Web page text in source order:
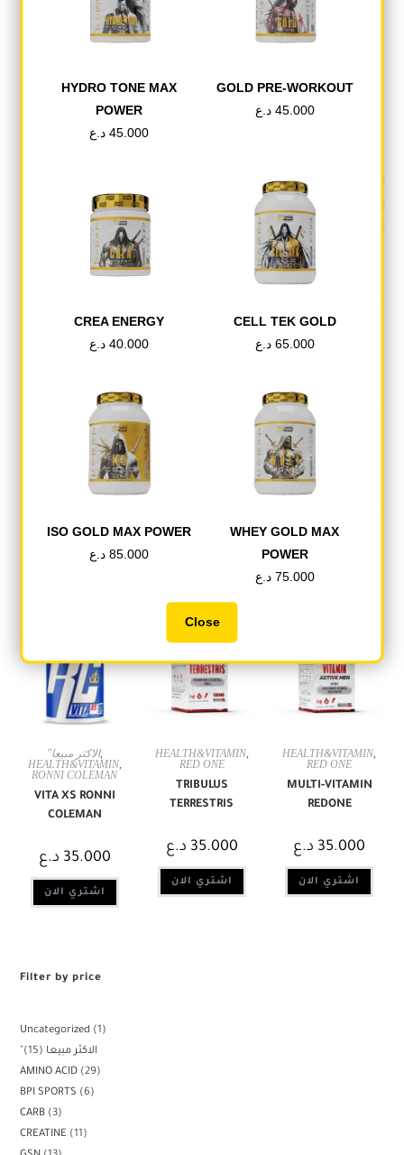
مكمِّل أنيمال باك ستحصل على مجموعة ممتازة من 60 مكون أساسي
بالكميات المناسبة والتي يتغذى عليها جسمك في كل مرة. كل حبة من الـ
إذا كان لديك تدريبات مكثّفة، قم بتناول علبتين (2 باك) يومياً.
اشرب كميات وافرة جداً من الماء.
Pin This Product Mail This Product
"الاكثر مبيعا,
HEALTH&VITAMIN,
RONNI COLEMAN
VITA XS RONNI
COLEMAN
35.000 د.ع
اشتري الان
HEALTH&VITAMIN,
RED ONE
TRIBULUS
TERRESTRIS
35.000 د.ع
اشتري الان
HEALTH&VITAMIN
RED ONE
MULTI-VITAMIN
REDONE
35.000 د.ع
اشتري الان
Filter by price
Uncategorized
1
"الاكثر مبيعا
15
AMINO ACID
29
BPI SPORTS
6
CARB
3
CREATINE
11
HYDRO TONE MAX
POWER
45.000 د.ع
GOLD PRE-WORKOUT
45.000 د.ع
CREA ENERGY
40.000 د.ع
CELL TEK GOLD
65.000 د.ع
ISO GOLD MAX POWER
85.000 د.ع
WHEY GOLD MAX
POWER
75.000 د.ع
Close